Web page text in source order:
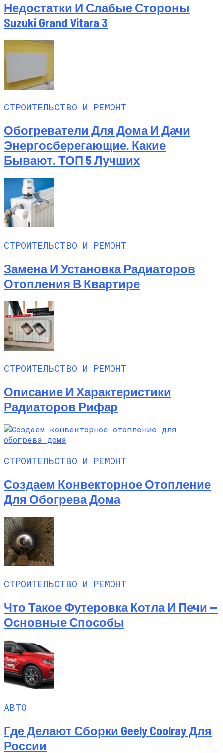
Недостатки И Слабые Стороны
Suzuki Grand Vitara 3
СТРОИТЕЛЬСТВО И РЕМОНТ
Обогреватели Для Дома И Дачи
Энергосберегающие. Какие
Бывают. ТОП 5 Лучших
СТРОИТЕЛЬСТВО И РЕМОНТ
Замена И Установка Радиаторов
Отопления В Квартире
СТРОИТЕЛЬСТВО И РЕМОНТ
Описание И Характеристики
Радиаторов Рифар
СТРОИТЕЛЬСТВО И РЕМОНТ
Создаем Конвекторное Отопление
Для Обогрева Дома
СТРОИТЕЛЬСТВО И РЕМОНТ
Что Такое Футеровка Котла И Печи —
Основные Способы
АВТО
Где Делают Сборки Geely Coolray Для
России